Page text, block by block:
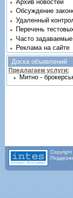
Архив новостей
Обсуждение
Удаленный
Перечень
Часто
Реклама на сайте
Доска объявлений
Предлагаем услуги:
Митно -